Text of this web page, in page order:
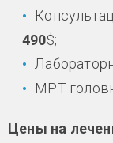
490$;
МРТ
Цены на